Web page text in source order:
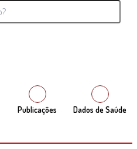
Publicações Dados de Saúde